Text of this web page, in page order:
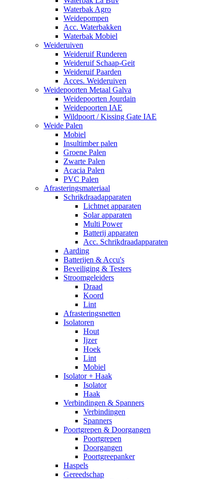
Waterbak Agro
Weidepompen
Acc. Waterbakken
Waterbak Mobiel
Weideruiven
Weideruif Runderen
Weideruif Schaap-Geit
Weideruif Paarden
Acces. Weideruiven
Weidepoorten Metaal Galva
Weidepoorten Jourdain
Weidepoorten IAE
Wildpoort / Kissing Gate IAE
Weide Palen
Mobiel
Insultimber palen
Groene Palen
Zwarte Palen
Acacia Palen
PVC Palen
Afrasteringsmateriaal
Schrikdraadapparaten
Lichtnet apparaten
Solar apparaten
Multi Power
Batterij apparaten
Acc. Schrikdraadapparaten
Aarding
Batterijen & Accu's
Beveiliging & Testers
Stroomgeleiders
Draad
Koord
Lint
Afrasteringsnetten
Isolatoren
Hout
Ijzer
Hoek
Lint
Mobiel
Isolator + Haak
Isolator
Haak
Verbindingen & Spanners
Verbindingen
Spanners
Poortgrepen & Doorgangen
Poortgrepen
Doorgangen
Poortgreepanker
Haspels
Gereedschap